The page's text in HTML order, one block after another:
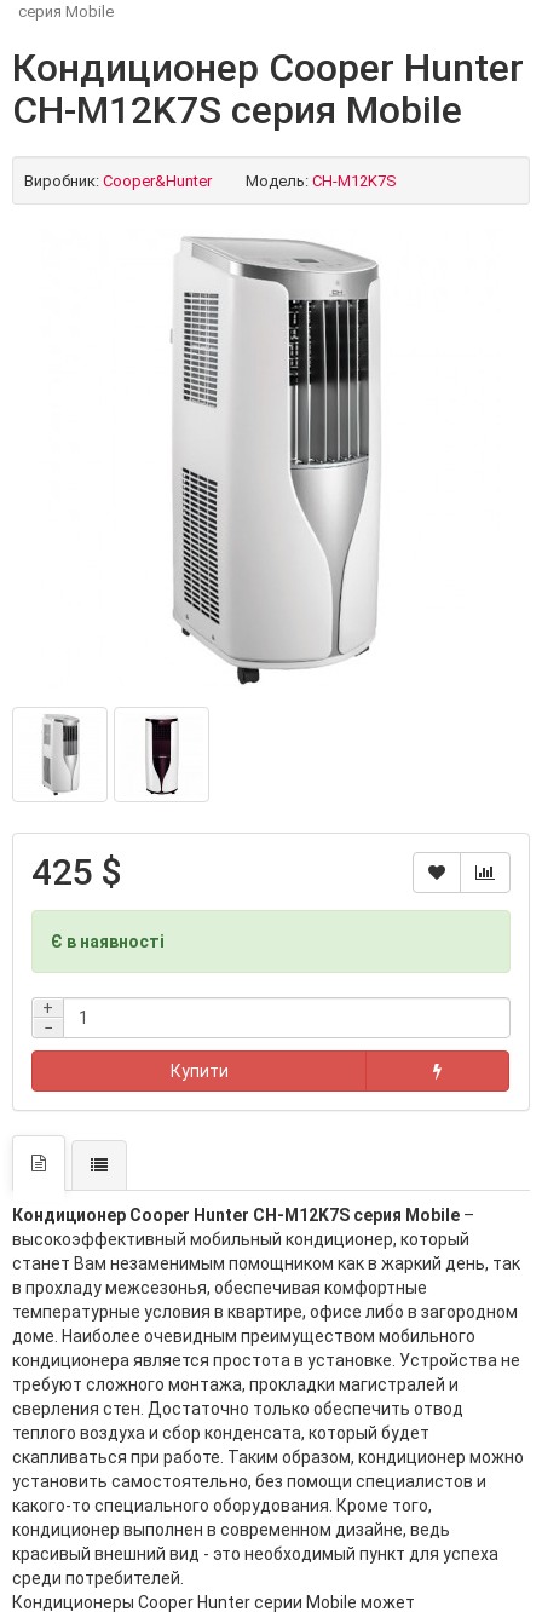
серия Mobile
Кондиционер Cooper Hunter
CH-M12K7S серия Mobile
Виробник: Cooper&Hunter Модель: CH-M12K7S
425 $
Є в наявності
+
−
Купити
Кондиционер Cooper Hunter CH-M12K7S серия Mobile –
высокоэффективный мобильный кондиционер, который
станет Вам незаменимым помощником как в жаркий день, так
в прохладу межсезонья, обеспечивая комфортные
температурные условия в квартире, офисе либо в загородном
доме. Наиболее очевидным преимуществом мобильного
кондиционера является простота в установке. Устройства не
требуют сложного монтажа, прокладки магистралей и
сверления стен. Достаточно только обеспечить отвод
теплого воздуха и сбор конденсата, который будет
скапливаться при работе. Таким образом, кондиционер можно
установить самостоятельно, без помощи специалистов и
какого-то специального оборудования. Кроме того,
кондиционер выполнен в современном дизайне, ведь
красивый внешний вид - это необходимый пункт для успеха
среди потребителей.
Кондиционеры Cooper Hunter серии Mobile может